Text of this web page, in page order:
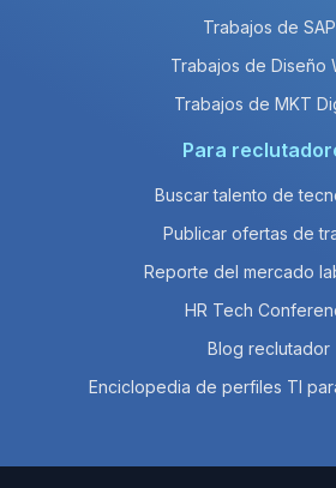
Trabajos de SAP
Trabajos de Diseño
Trabajos de MKT
Para
Buscar talento de
Publicar ofertas de
Reporte del mercado
HR Tech
Blog reclutador
Enciclopedia de perfiles TI